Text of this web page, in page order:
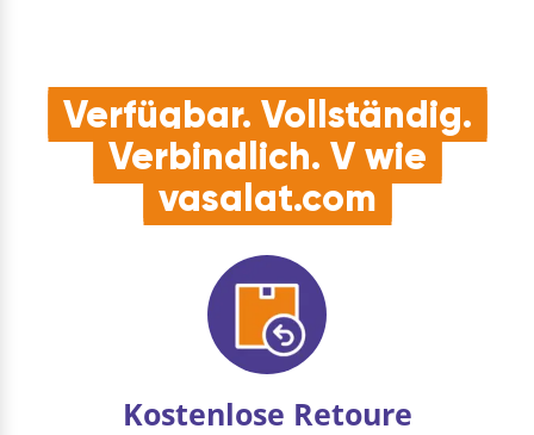
Verfügbar. Vollständig.
Verbindlich. V wie
vasalat.com
Kostenlose Retoure